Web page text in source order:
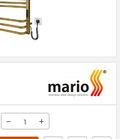
− +